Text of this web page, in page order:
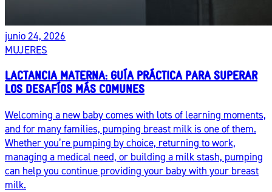
junio 24, 2026
MUJERES
LACTANCIA MATERNA: GUÍA PRÁCTICA PARA SUPERAR
LOS DESAFÍOS MÁS COMUNES
Welcoming a new baby comes with lots of learning moments,
and for many families, pumping breast milk is one of them.
Whether you’re pumping by choice, returning to work,
managing a medical need, or building a milk stash, pumping
can help you continue providing your baby with your breast
milk.